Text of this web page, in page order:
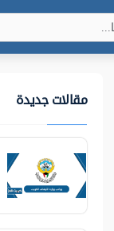
مقالات جديدة